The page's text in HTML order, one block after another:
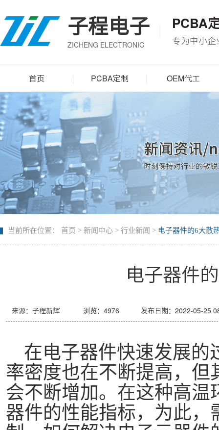
子程电子
ZICHENG ELECTRONIC
PCBA
专为中小企
首页 PCBA定制 OEM代工
当前所在位置： 首页 > 新闻中心 > 行业新闻 > 电子器件的6大散
电子器件
来源：子程新辉 浏览： 4976 发布日期：2022-05-25
在电子器件快速发展的
率密度也在不断提高，
会不断增加。在这种高
器件的性能指标，为此